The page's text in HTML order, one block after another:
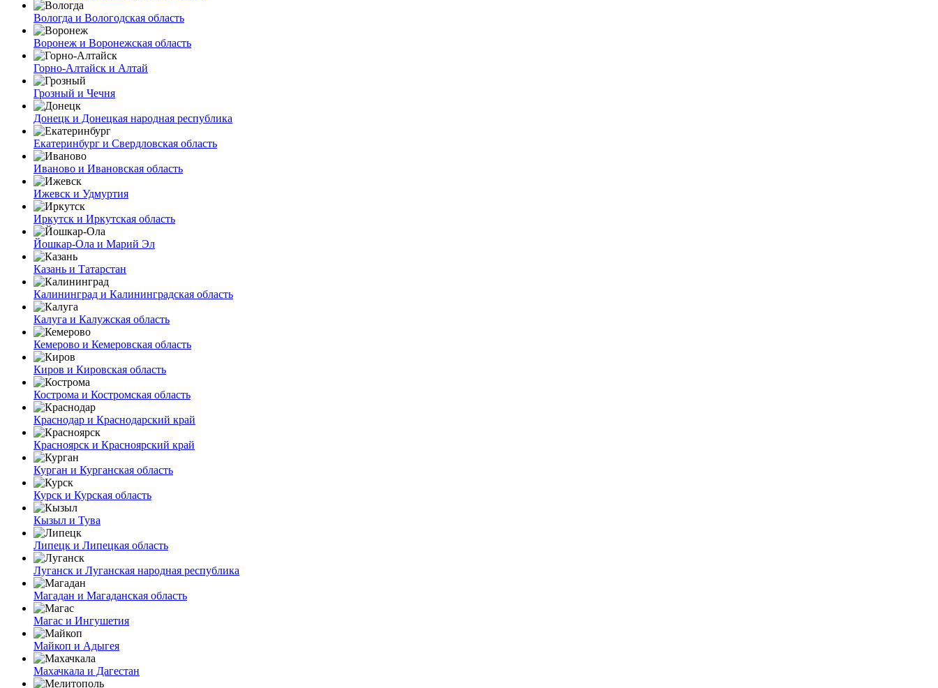
Вологда и Вологодская область
Воронеж и Воронежская область
Горно-Алтайск и Алтай
Грозный и Чечня
Донецк и Донецкая народная республика
Екатеринбург и Свердловская область
Иваново и Ивановская область
Ижевск и Удмуртия
Иркутск и Иркутская область
Йошкар-Ола и Марий Эл
Казань и Татарстан
Калининград и Калининградская область
Калуга и Калужская область
Кемерово и Кемеровская область
Киров и Кировская область
Кострома и Костромская область
Краснодар и Краснодарский край
Красноярск и Красноярский край
Курган и Курганская область
Курск и Курская область
Кызыл и Тува
Липецк и Липецкая область
Луганск и Луганская народная республика
Магадан и Магаданская область
Магас и Ингушетия
Майкоп и Адыгея
Махачкала и Дагестан